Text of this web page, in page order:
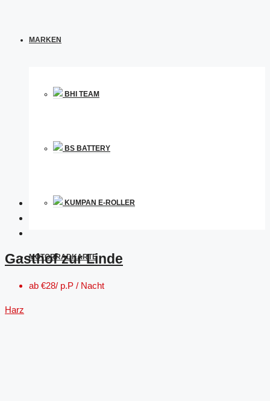
MARKEN
BHI TEAM
BS BATTERY
KUMPAN E-ROLLER
MOTORRADKARTE
Gasthof zur Linde
ab €28/ p.P / Nacht
Harz